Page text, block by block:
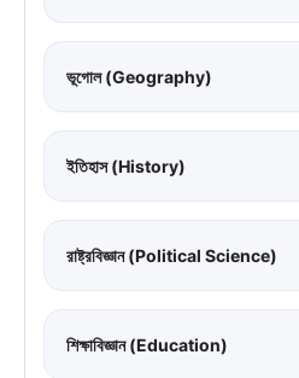
ভূগোল (Geography)
ইতিহাস (History)
রাষ্ট্রবিজ্ঞান (Political Science)
শিক্ষাবিজ্ঞান (Education)